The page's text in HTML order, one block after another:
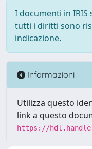
I documenti in
tutti i diritti sono
indicazione.
Informazioni
Utilizza questo
link a questo
https://